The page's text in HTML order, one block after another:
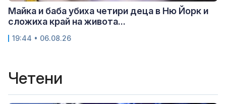
Майка и баба убиха четири деца в Ню Йорк и
сложиха край на живота...
19:44 • 06.08.26
Четени